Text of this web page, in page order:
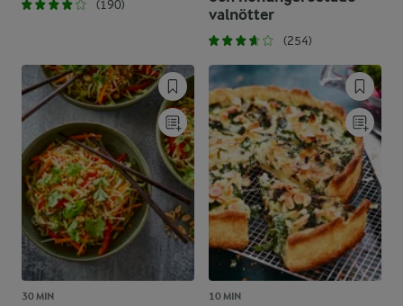
(190)
valnötter
(254)
30 MIN 10 MIN